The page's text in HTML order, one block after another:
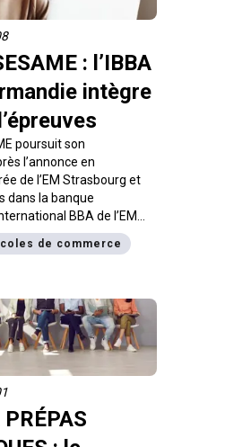
: l’IBBA
intègre
poursuit son
l’annonce en
de l’EM Strasbourg et
dans la banque
BBA de l’EM
compléter l’offre de
après le bac.
de commerce